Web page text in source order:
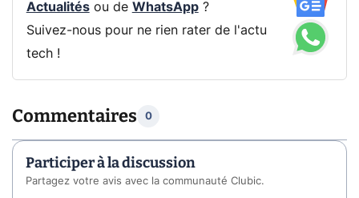
Actualitésou de WhatsApp?
Suivez-nous pour ne rien rater de l'actu
tech !
Commentaires 0
Participer à la discussion
Partagez votre avis avec la communauté Clubic.